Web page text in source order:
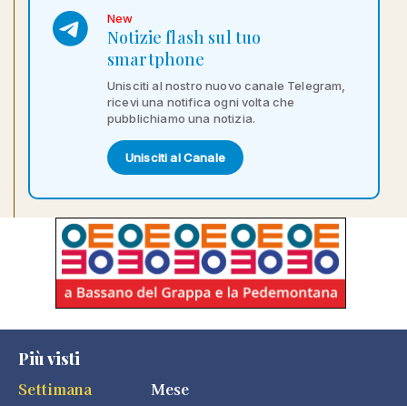
New
Notizie flash sul tuo
smartphone
Unisciti al nostro nuovo canale Telegram,
ricevi una notifica ogni volta che
pubblichiamo una notizia.
Unisciti al Canale
Più visti
Settimana
Mese